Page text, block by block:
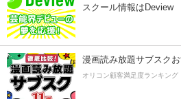
スクール情報はDeview
漫画読み放題サブスク
オリコン顧客満足度ランキング